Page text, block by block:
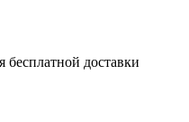
бесплатной доставки